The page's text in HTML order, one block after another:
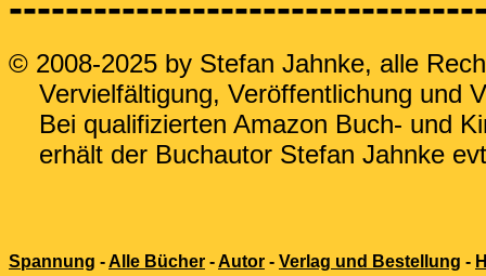
© 2008-2025 by Stefan Jahnke, alle
Vervielfältigung, Veröffentlichung und
Bei qualifizierten Amazon Buch- und
erhält der Buchautor Stefan Jahnke
Spannung -Alle Bücher -Autor - Verlag und Bestellung -